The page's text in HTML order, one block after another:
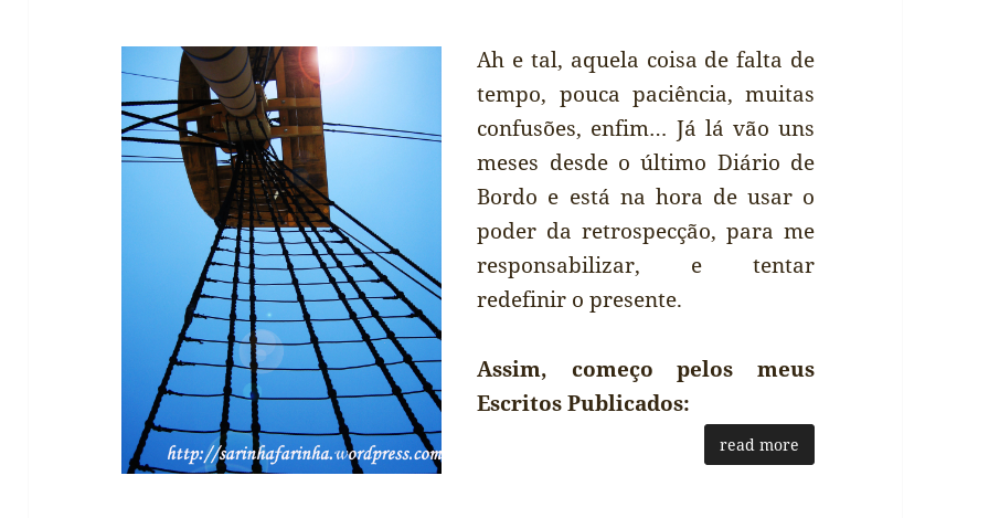
Ah e tal, aquela coisa de falta de
tempo, pouca paciência, muitas
confusões, enfim… Já lá vão uns
meses desde o último Diário de
Bordo e está na hora de usar o
poder da retrospecção, para me
responsabilizar, e tentar
redefinir o presente.
Assim, começo pelos meus
Escritos Publicados:
read more